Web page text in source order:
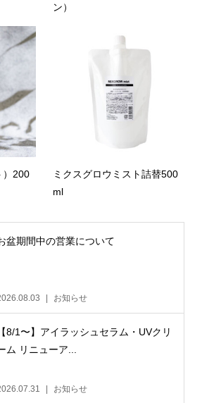
ン）
）200
ミクスグロウミスト詰替500
ml
盆期間中の営業について
お知らせ
【8/1〜】アイラッシュセラム・UVクリ
ム リニューア...
お知らせ